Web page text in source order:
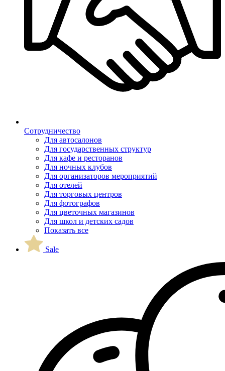
Сотрудничество
Для автосалонов
Для государственных структур
Для кафе и ресторанов
Для ночных клубов
Для организаторов мероприятий
Для отелей
Для торговых центров
Для фотографов
Для цветочных магазинов
Для школ и детских садов
Показать все
Sale